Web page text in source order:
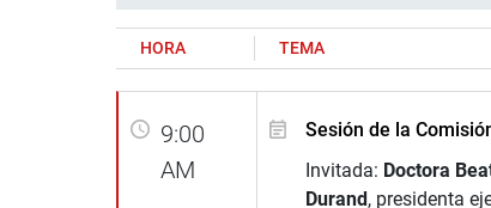
HORA TEMA
9:00
AM
Sesión de la
Invitada: Doctora
Durand, presidenta